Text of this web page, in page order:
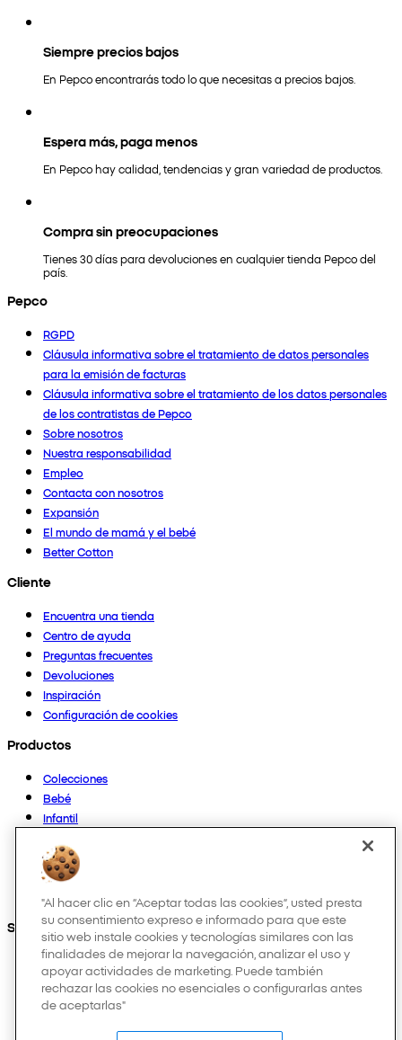
Siempre precios bajos
En Pepco encontrarás todo lo que necesitas a precios bajos.
Espera más, paga menos
En Pepco hay calidad, tendencias y gran variedad de productos.
Compra sin preocupaciones
Tienes 30 días para devoluciones en cualquier tienda Pepco del
país.
Pepco
RGPD
Cláusula informativa sobre el tratamiento de datos personales
para la emisión de facturas
Cláusula informativa sobre el tratamiento de los datos personales
de los contratistas de Pepco
Sobre nosotros
Nuestra responsabilidad
Empleo
Contacta con nosotros
Expansión
El mundo de mamá y el bebé
Better Cotton
Cliente
Encuentra una tienda
Centro de ayuda
Preguntas frecuentes
Devoluciones
Inspiración
Configuración de cookies
Productos
Colecciones
Bebé
Infantil
Mujer
Hombre
Otros
Síguenos en:
"Al hacer clic en “Aceptar todas las cookies”, usted presta
su consentimiento expreso e informado para que este
sitio web instale cookies y tecnologías similares con las
finalidades de mejorar la navegación, analizar el uso y
apoyar actividades de marketing. Puede también
rechazar las cookies no esenciales o configurarlas antes
de aceptarlas"